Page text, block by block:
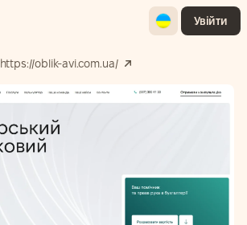
UkrainianУвійти
https://oblik-avi.com.ua/